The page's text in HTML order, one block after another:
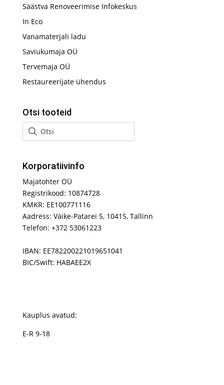
Säästva Renoveerimise Infokeskus
In Eco
Vanamaterjali ladu
Saviukumaja OÜ
Tervemaja OÜ
Restaureerijate ühendus
Otsi tooteid
Korporatiivinfo
Majatohter OÜ
Registrikood: 10874728
KMKR: EE100771116
Aadress: Väike-Patarei 5, 10415, Tallinn
Telefon: +372 53061223
IBAN: EE782200221019651041
BIC/Swift: HABAEE2X
Kauplus avatud:
E-R 9-18